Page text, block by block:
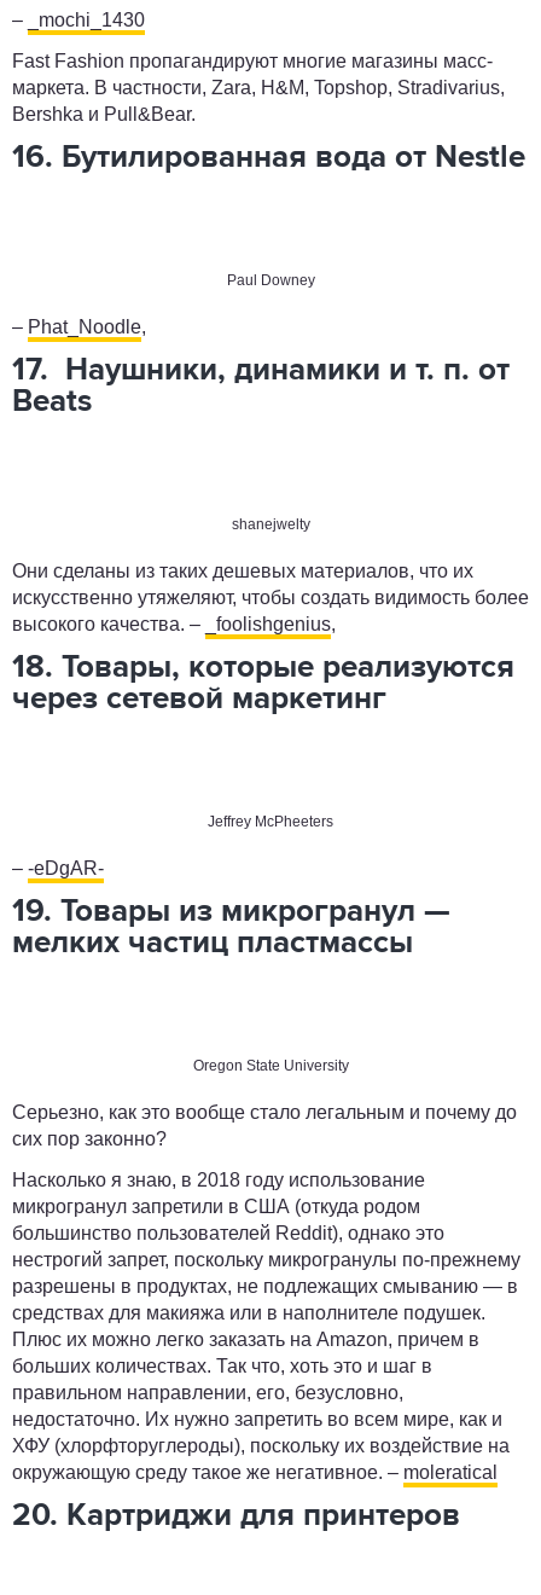
–
_mochi_1430
Fast Fashion пропагандируют многие магазины масс-
маркета. В частности, Zara, H&M, Topshop, Stradivarius,
Bershka и Pull&Bear.
16. Бутилированная вода от Nestle
Paul Downey
– Phat_Noodle,
17. Наушники, динамики и т. п. от
Beats
shanejwelty
Они сделаны из таких дешевых материалов, что их
искусственно утяжеляют, чтобы создать видимость более
высокого качества. –
_foolishgenius,
18. Товары, которые реализуются
через сетевой маркетинг
Jeffrey McPheeters
– -eDgAR-
19. Товары из микрогранул —
мелких частиц пластмассы
Oregon State University
Серьезно, как это вообще стало легальным и почему до
сих пор законно?
Насколько я знаю, в 2018 году использование
микрогранул запретили в США (откуда родом
большинство пользователей Reddit), однако это
нестрогий запрет, поскольку микрогранулы по-прежнему
разрешены в продуктах, не подлежащих смыванию — в
средствах для макияжа или в наполнителе подушек.
Плюс их можно легко заказать на Amazon, причем в
больших количествах. Так что, хоть это и шаг в
правильном направлении, его, безусловно,
недостаточно. Их нужно запретить во всем мире, как и
ХФУ (хлорфторуглероды), поскольку их воздействие на
окружающую среду такое же негативное. ­– moleratical
20. Картриджи для принтеров